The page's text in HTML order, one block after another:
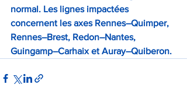
normal. Les lignes impactées
concernent les axes Rennes–Quimper,
Rennes–Brest, Redon–Nantes,
Guingamp–Carhaix et Auray–Quiberon.